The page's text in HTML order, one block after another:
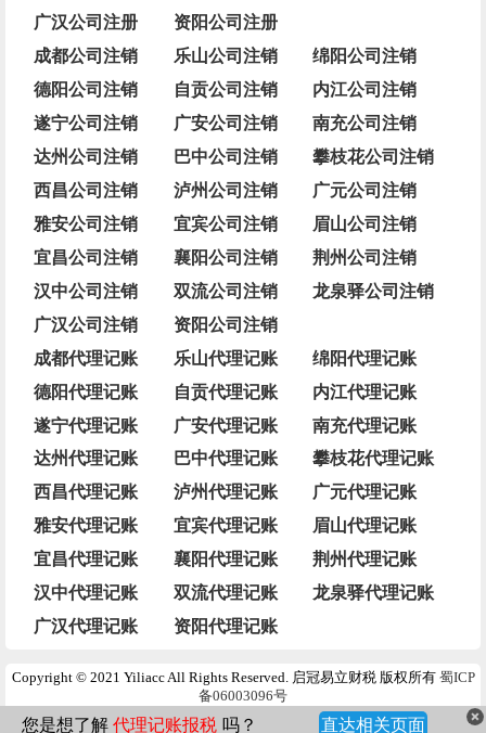
广汉公司注册
资阳公司注册
成都公司注销
乐山公司注销
绵阳公司注销
德阳公司注销
自贡公司注销
内江公司注销
遂宁公司注销
广安公司注销
南充公司注销
达州公司注销
巴中公司注销
攀枝花公司注销
西昌公司注销
泸州公司注销
广元公司注销
雅安公司注销
宜宾公司注销
眉山公司注销
宜昌公司注销
襄阳公司注销
荆州公司注销
汉中公司注销
双流公司注销
龙泉驿公司注销
广汉公司注销
资阳公司注销
成都代理记账
乐山代理记账
绵阳代理记账
德阳代理记账
自贡代理记账
内江代理记账
遂宁代理记账
广安代理记账
南充代理记账
达州代理记账
巴中代理记账
攀枝花代理记账
西昌代理记账
泸州代理记账
广元代理记账
雅安代理记账
宜宾代理记账
眉山代理记账
宜昌代理记账
襄阳代理记账
荆州代理记账
汉中代理记账
双流代理记账
龙泉驿代理记账
广汉代理记账
资阳代理记账
Copyright © 2021 Yiliacc All Rights Reserved. 启冠易立财税 版权所有 蜀ICP
备06003096号
您是想了解 代理记账报税 吗？ 直达相关页面